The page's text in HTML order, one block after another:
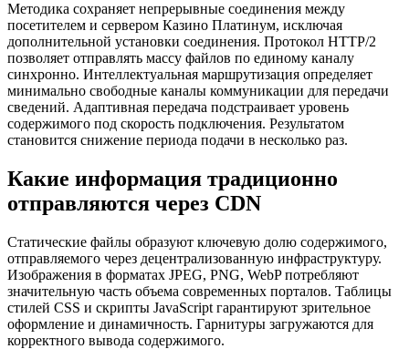
Методика сохраняет непрерывные соединения между
посетителем и сервером Казино Платинум, исключая
дополнительной установки соединения. Протокол HTTP/2
позволяет отправлять массу файлов по единому каналу
синхронно. Интеллектуальная маршрутизация определяет
минимально свободные каналы коммуникации для передачи
сведений. Адаптивная передача подстраивает уровень
содержимого под скорость подключения. Результатом
становится снижение периода подачи в несколько раз.
Какие информация традиционно
отправляются через CDN
Статические файлы образуют ключевую долю содержимого,
отправляемого через децентрализованную инфраструктуру.
Изображения в форматах JPEG, PNG, WebP потребляют
значительную часть объема современных порталов. Таблицы
стилей CSS и скрипты JavaScript гарантируют зрительное
оформление и динамичность. Гарнитуры загружаются для
корректного вывода содержимого.